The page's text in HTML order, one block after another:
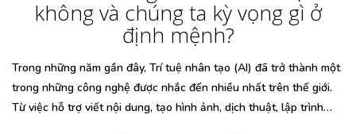
không và chúng ta kỳ vọng gì ở
định mệnh?
Trong những năm gần đây, Trí tuệ nhân tạo (AI) đã trở thành một
trong những công nghệ được nhắc đến nhiều nhất trên thế giới.
Từ việc hỗ trợ viết nội dung, tạo hình ảnh, dịch thuật, lập trình…